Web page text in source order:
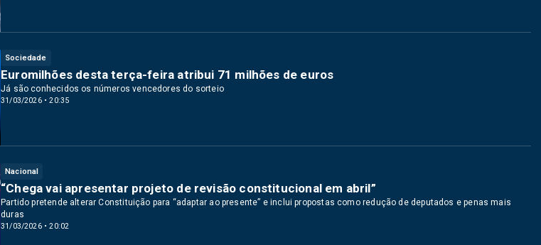
Sociedade
31/03/2026 • 20:35
Euromilhões desta terça-feira atribui 71 milhões de euros
Já são conhecidos os números vencedores do sorteio
Nacional
31/03/2026 • 20:02
“Chega vai apresentar projeto de revisão constitucional em abril”
Partido pretende alterar Constituição para “adaptar ao presente” e inclui propostas como redução de deputados e penas mais
duras